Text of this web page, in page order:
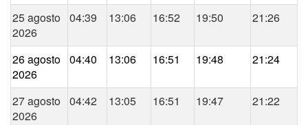
25 agosto
2026
04:39 13:06 16:52 19:50 21:26
26 agosto
2026
04:40 13:06 16:51 19:48 21:24
27 agosto
2026
04:42 13:05 16:51 19:47 21:22